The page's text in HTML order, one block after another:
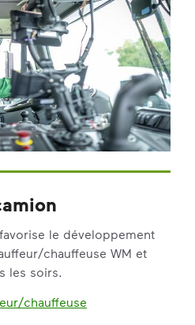
le développement
chauffeuse WM et
les soirs.
chauffeuse